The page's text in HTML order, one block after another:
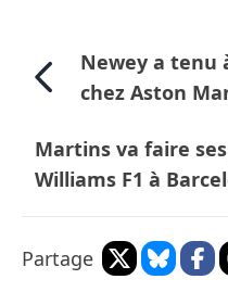
Newey a tenu
chez Aston
Martins va faire
Williams F1 à
Partage